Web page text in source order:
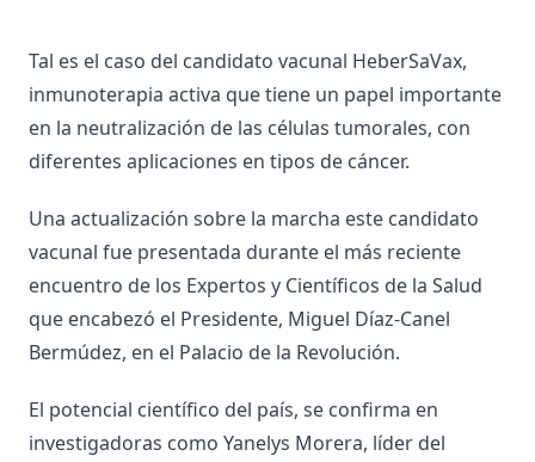
Tal es el caso del candidato vacunal HeberSaVax,
inmunoterapia activa que tiene un papel importante
en la neutralización de las células tumorales, con
diferentes aplicaciones en tipos de cáncer.
Una actualización sobre la marcha este candidato
vacunal fue presentada durante el más reciente
encuentro de los Expertos y Científicos de la Salud
que encabezó el Presidente, Miguel Díaz-Canel
Bermúdez, en el Palacio de la Revolución.
El potencial científico del país, se confirma en
investigadoras como Yanelys Morera, líder del